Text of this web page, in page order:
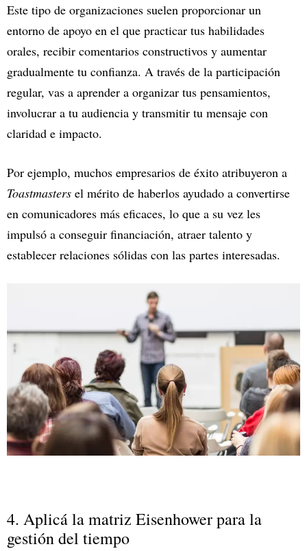
Este tipo de organizaciones suelen proporcionar un
entorno de apoyo en el que practicar tus habilidades
orales, recibir comentarios constructivos y aumentar
gradualmente tu confianza. A través de la participación
regular, vas a aprender a organizar tus pensamientos,
involucrar a tu audiencia y transmitir tu mensaje con
claridad e impacto.
Por ejemplo, muchos empresarios de éxito atribuyeron a
Toastmasters el mérito de haberlos ayudado a convertirse
en comunicadores más eficaces, lo que a su vez les
impulsó a conseguir financiación, atraer talento y
establecer relaciones sólidas con las partes interesadas.
4. Aplicá la matriz Eisenhower para la
gestión del tiempo